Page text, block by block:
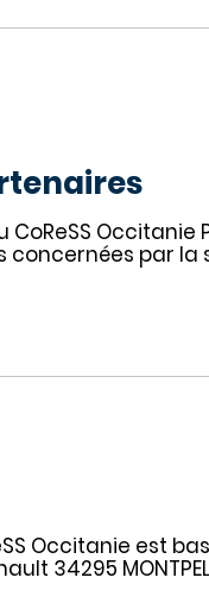
Occitanie
par la
Occitanie est
34295